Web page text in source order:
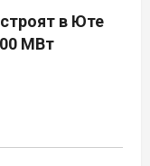
в Юте
МВт